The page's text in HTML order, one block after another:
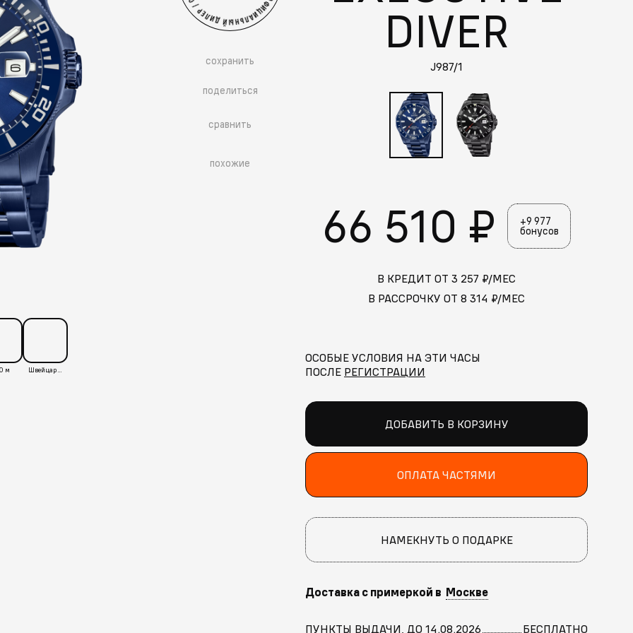
м
сохранить
поделиться
сравнить
похожие
DIVER
J987/1
66 510 ₽ +9 977
бонусов
В КРЕДИТ ОТ 3 257 ₽/МЕС
В РАССРОЧКУ ОТ 8 314 ₽/МЕС
ОСОБЫЕ УСЛОВИЯ НА ЭТИ ЧАСЫ
ПОСЛЕ РЕГИСТРАЦИИ
ДОБАВИТЬ В КОРЗИНУ
ОПЛАТА ЧАСТЯМИ
НАМЕКНУТЬ О ПОДАРКЕ
Доставка с примеркой в Москве
ПУНКТЫ ВЫДАЧИ, ДО 14.08.2026
БЕСПЛАТНО